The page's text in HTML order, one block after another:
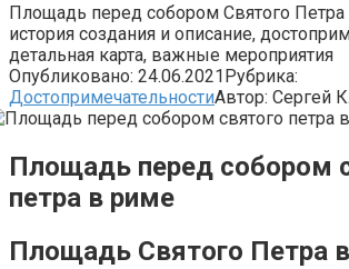
Площадь перед собором Святого Петра
история создания и описание,
детальная карта, важные мероприятия
Опубликовано: 24.06.2021Рубрика:
ДостопримечательностиАвтор: Сергей
Площадь перед собором
петра в риме
Площадь Святого Петра